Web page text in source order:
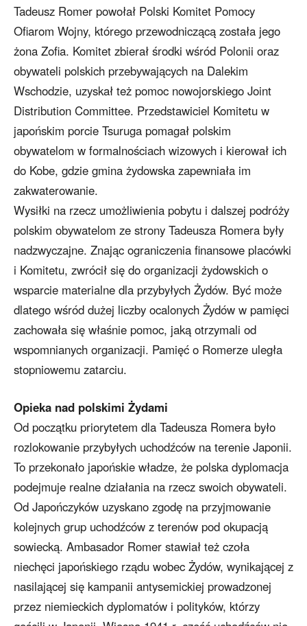
Tadeusz Romer powołał Polski Komitet Pomocy
Ofiarom Wojny, którego przewodniczącą została jego
żona Zofia. Komitet zbierał środki wśród Polonii oraz
obywateli polskich przebywających na Dalekim
Wschodzie, uzyskał też pomoc nowojorskiego Joint
Distribution Committee. Przedstawiciel Komitetu w
japońskim porcie Tsuruga pomagał polskim
obywatelom w formalnościach wizowych i kierował ich
do Kobe, gdzie gmina żydowska zapewniała im
zakwaterowanie.
Wysiłki na rzecz umożliwienia pobytu i dalszej podróży
polskim obywatelom ze strony Tadeusza Romera były
nadzwyczajne. Znając ograniczenia finansowe placówki
i Komitetu, zwrócił się do organizacji żydowskich o
wsparcie materialne dla przybyłych Żydów. Być może
dlatego wśród dużej liczby ocalonych Żydów w pamięci
zachowała się właśnie pomoc, jaką otrzymali od
wspomnianych organizacji. Pamięć o Romerze uległa
stopniowemu zatarciu.
Opieka nad polskimi Żydami
Od początku priorytetem dla Tadeusza Romera było
rozlokowanie przybyłych uchodźców na terenie Japonii.
To przekonało japońskie władze, że polska dyplomacja
podejmuje realne działania na rzecz swoich obywateli.
Od Japończyków uzyskano zgodę na przyjmowanie
kolejnych grup uchodźców z terenów pod okupacją
sowiecką. Ambasador Romer stawiał też czoła
niechęci japońskiego rządu wobec Żydów, wynikającej z
nasilającej się kampanii antysemickiej prowadzonej
przez niemieckich dyplomatów i polityków, którzy